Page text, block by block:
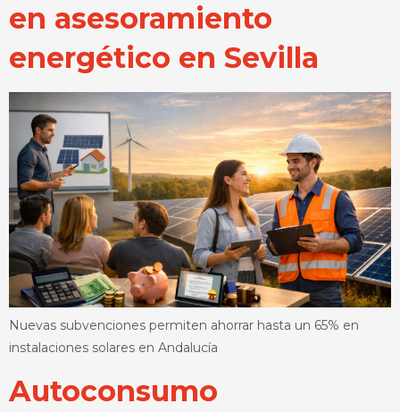
en asesoramiento
energético en Sevilla
Nuevas subvenciones permiten ahorrar hasta un 65% en
instalaciones solares en Andalucía
Autoconsumo